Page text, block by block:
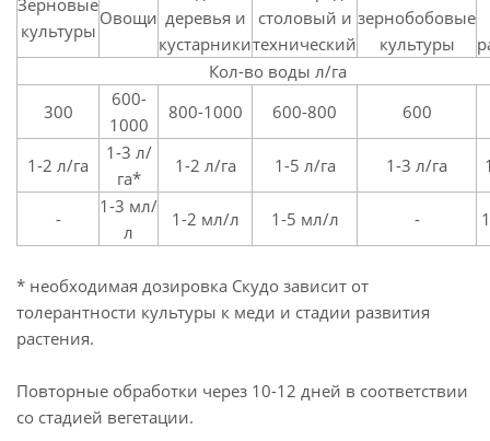
Зерновые
культуры
Овощи деревья и
кустарники
столовый и
технический
зернобобовые
культуры
Кол-во воды л/га
300
600-
1000
800-1000 600-800 600
1-2 л/га
1-3 л/
га*
1-2 л/га 1-5 л/га 1-3 л/га
-
1-3 мл/
л
1-2 мл/л 1-5 мл/л -
* необходимая дозировка Скудо зависит от
толерантности культуры к меди и стадии развития
растения.
Повторные обработки через 10-12 дней в соответствии
со стадией вегетации.